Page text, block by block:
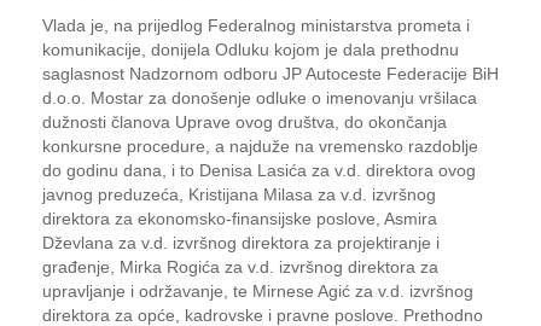
Vlada je, na prijedlog Federalnog ministarstva prometa i
komunikacije, donijela Odluku kojom je dala prethodnu
saglasnost Nadzornom odboru JP Autoceste Federacije BiH
d.o.o. Mostar za donošenje odluke o imenovanju vršilaca
dužnosti članova Uprave ovog društva, do okončanja
konkursne procedure, a najduže na vremensko razdoblje
do godinu dana, i to Denisa Lasića za v.d. direktora ovog
javnog preduzeća, Kristijana Milasa za v.d. izvršnog
direktora za ekonomsko-finansijske poslove, Asmira
Dževlana za v.d. izvršnog direktora za projektiranje i
građenje, Mirka Rogića za v.d. izvršnog direktora za
upravljanje i održavanje, te Mirnese Agić za v.d. izvršnog
direktora za opće, kadrovske i pravne poslove. Prethodno